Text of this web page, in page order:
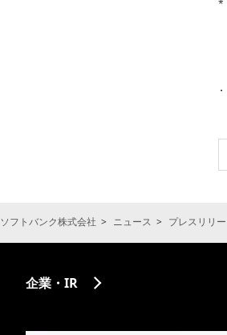
*
ソフトバンク株式会社 ニュース プレスリリ
企業・IR